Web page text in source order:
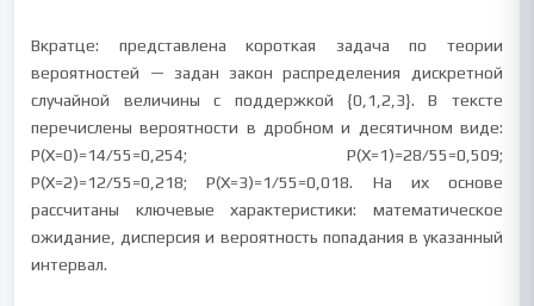
Вкратце: представлена короткая задача по теории
вероятностей — задан закон распределения дискретной
случайной величины с поддержкой {0,1,2,3}. В тексте
перечислены вероятности в дробном и десятичном виде:
P(X=0)=14/55=0,254; P(X=1)=28/55=0,509;
P(X=2)=12/55=0,218; P(X=3)=1/55=0,018. На их основе
рассчитаны ключевые характеристики: математическое
ожидание, дисперсия и вероятность попадания в указанный
интервал.